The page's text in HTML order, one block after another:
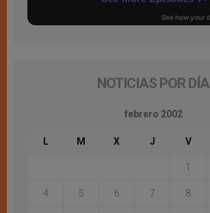
NOTICIAS POR DÍA
febrero 2002
L M X J V
1
4 5 6 7 8